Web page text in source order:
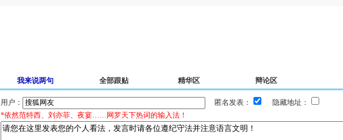
我来说两句 全部跟贴 精华区 辩论区
用户： 匿名发表：
隐藏地址：
*依然范特西、刘亦菲、夜宴……网罗天下热词的输入法！